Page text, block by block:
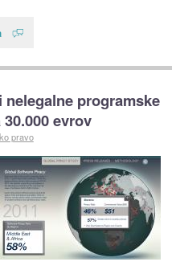
nelegalne programske
evrov
pravo